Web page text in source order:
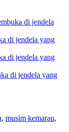
di jendela
di jendela yang
di jendela yang
di jendela yang
, musim kemarau,